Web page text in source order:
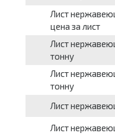
Лист
цена за лист
Лист
тонну
Лист
тонну
Лист
Лист